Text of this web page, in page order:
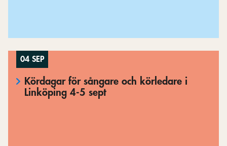
04 SEP
Kördagar för sångare och körledare i
Linköping 4-5 sept